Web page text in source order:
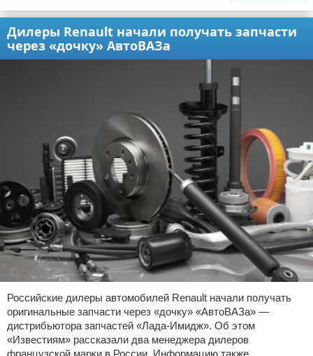
Дилеры Renault начали получать запчасти
через «дочку» АвтоВАЗа
Российские дилеры автомобилей Renault начали получать
оригинальные запчасти через «дочку» «АвтоВАЗа» —
дистрибьютора запчастей «Лада-Имидж». Об этом
«Известиям» рассказали два менеджера дилеров